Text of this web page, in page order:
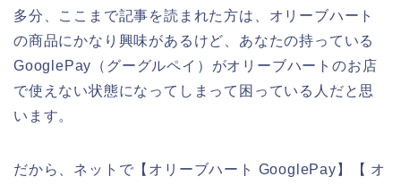
多分、ここまで記事を読まれた方は、オリーブハート
の商品にかなり興味があるけど、あなたの持っている
GooglePay（グーグルペイ）がオリーブハートのお店
で使えない状態になってしまって困っている人だと思
います。
だから、ネットで【オリーブハート GooglePay】【 オ